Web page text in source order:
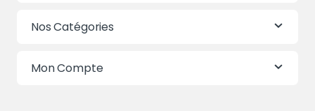
Nos Catégories
Mon Compte